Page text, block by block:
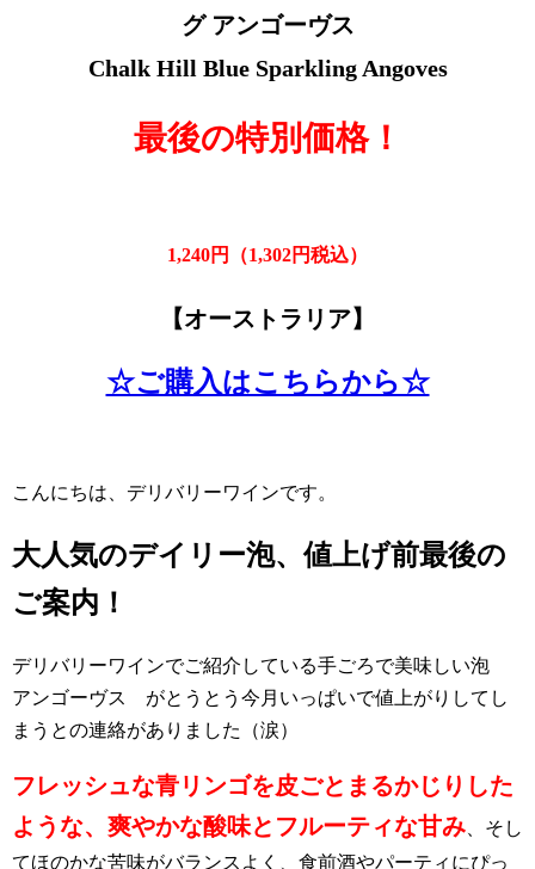
グ アンゴーヴス
Chalk Hill Blue Sparkling Angoves
最後の特別価格！
1,240円（1,302円税込）
【オーストラリア】
☆ご購入はこちらから☆
こんにちは、デリバリーワインです。
大人気のデイリー泡、値上げ前最後の
ご案内！
デリバリーワインでご紹介している手ごろで美味しい泡
アンゴーヴス がとうとう今月いっぱいで値上がりしてし
まうとの連絡がありました（涙）
フレッシュな青リンゴを皮ごとまるかじりした
ような、爽やかな酸味とフルーティな甘み 、そし
てほのかな苦味がバランスよく、食前酒やパーティにぴっ